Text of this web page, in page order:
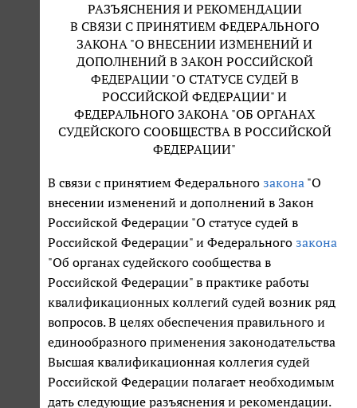
РАЗЪЯСНЕНИЯ И РЕКОМЕНДАЦИИ
В СВЯЗИ С ПРИНЯТИЕМ ФЕДЕРАЛЬНОГО
ЗАКОНА "О ВНЕСЕНИИ ИЗМЕНЕНИЙ И
ДОПОЛНЕНИЙ В ЗАКОН РОССИЙСКОЙ
ФЕДЕРАЦИИ "О СТАТУСЕ СУДЕЙ В
РОССИЙСКОЙ ФЕДЕРАЦИИ" И
ФЕДЕРАЛЬНОГО ЗАКОНА "ОБ ОРГАНАХ
СУДЕЙСКОГО СООБЩЕСТВА В РОССИЙСКОЙ
ФЕДЕРАЦИИ"
В связи с принятием Федерального закона "О
внесении изменений и дополнений в Закон
Российской Федерации "О статусе судей в
Российской Федерации" и Федерального закона
"Об органах судейского сообщества в
Российской Федерации" в практике работы
квалификационных коллегий судей возник ряд
вопросов. В целях обеспечения правильного и
единообразного применения законодательства
Высшая квалификационная коллегия судей
Российской Федерации полагает необходимым
дать следующие разъяснения и рекомендации.